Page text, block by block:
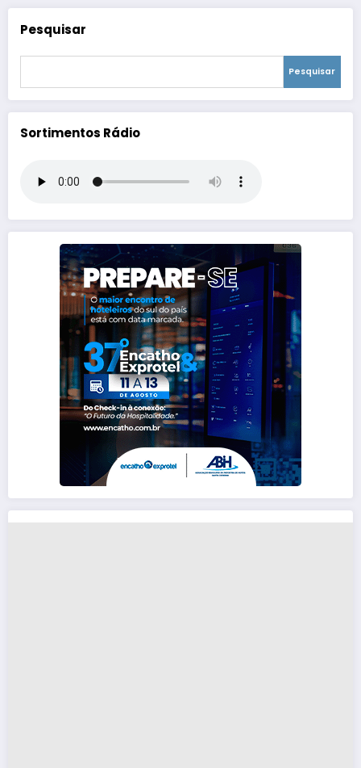
Pesquisar
Pesquisar
Sortimentos Rádio